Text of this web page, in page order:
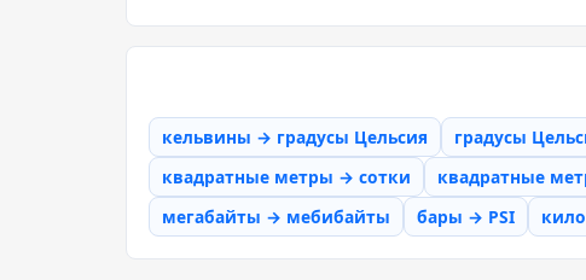
кельвины → градусы Цельсия градусы
квадратные метры → сотки
квадратные
мегабайты → мебибайты
бары → PSI